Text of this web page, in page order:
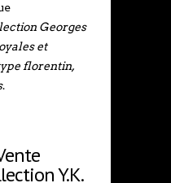
Georges
et
florentin,
.
Y.K.